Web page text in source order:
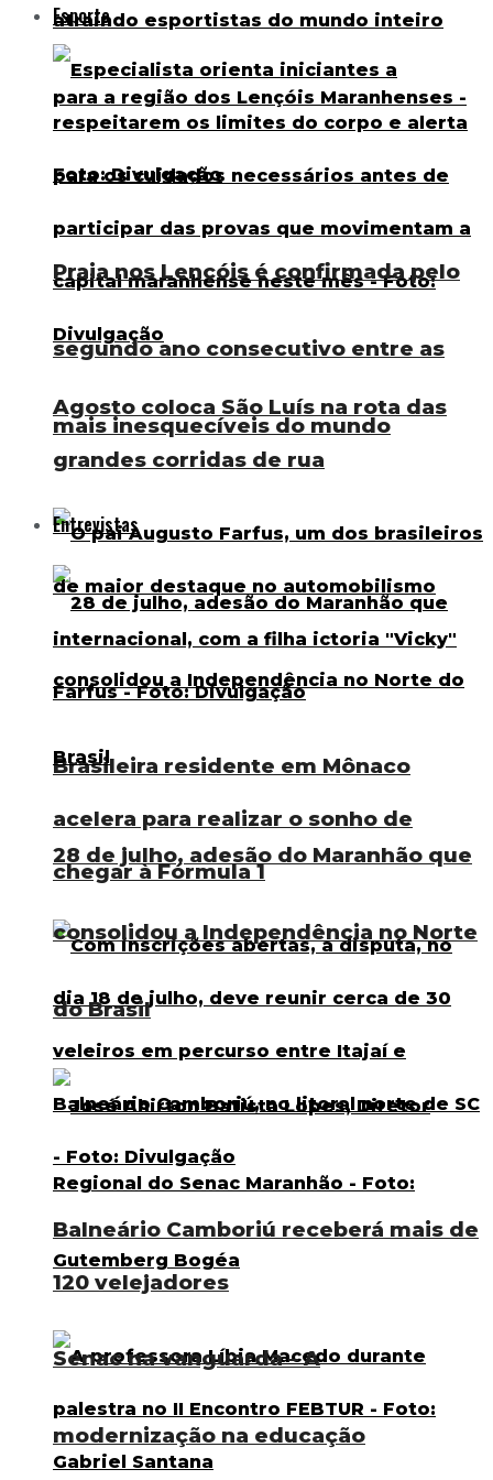
Esporte
Agosto coloca São Luís na rota das
grandes corridas de rua
Brasileira residente em Mônaco
acelera para realizar o sonho de
chegar à Fórmula 1
Balneário Camboriú receberá mais de
120 velejadores
Praia nos Lençóis é confirmada pelo
segundo ano consecutivo entre as
mais inesquecíveis do mundo
Entrevistas
28 de julho, adesão do Maranhão que
consolidou a Independência no Norte
do Brasil
Senac na vanguarda – A
modernização na educação